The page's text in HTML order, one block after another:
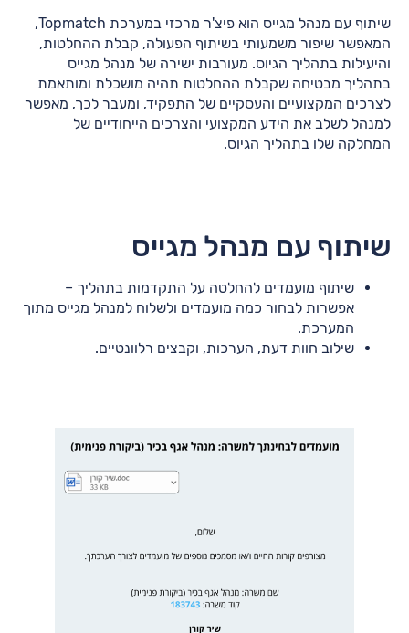
שיתוף עם מנהל מגייס הוא פיצ'ר מרכזי במערכת Topmatch,
המאפשר שיפור משמעותי בשיתוף הפעולה, קבלת ההחלטות,
והיעילות בתהליך הגיוס. מעורבות ישירה של מנהל מגייס
בתהליך מבטיחה שקבלת ההחלטות תהיה מושכלת ומותאמת
לצרכים המקצועיים והעסקיים של התפקיד, ומעבר לכך, מאפשר
למנהל לשלב את הידע המקצועי והצרכים הייחודיים של
המחלקה שלו בתהליך הגיוס.
שיתוף עם מנהל מגייס
שיתוף מועמדים להחלטה על התקדמות בתהליך –
אפשרות לבחור כמה מועמדים ולשלוח למנהל מגייס מתוך
המערכת.
שילוב חוות דעת, הערכות, וקבצים רלוונטיים.